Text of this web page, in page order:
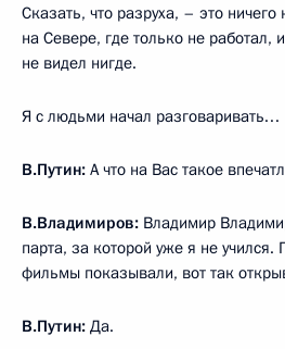
Сказать, что разруха, – это ничего
на Севере, где только не работал,
не видел нигде.
Я с людьми начал разговаривать…
В.Путин: А что на Вас такое
В.Владимиров: Владимир
парта, за которой уже я не
фильмы показывали, вот так
В.Путин: Да.